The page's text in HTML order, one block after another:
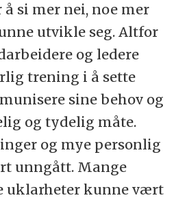
si mer nei, noe mer
utvikle seg. Altfor
og ledere
trening i å sette
sine behov og
og tydelig måte.
og mye personlig
unngått. Mange
uklarheter kunne vært